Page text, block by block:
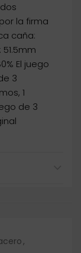
la firma
caña:
El juego
3
1
de 3
,